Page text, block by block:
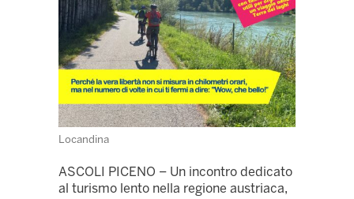
Locandina
ASCOLI PICENO – Un incontro dedicato
al turismo lento nella regione austriaca,